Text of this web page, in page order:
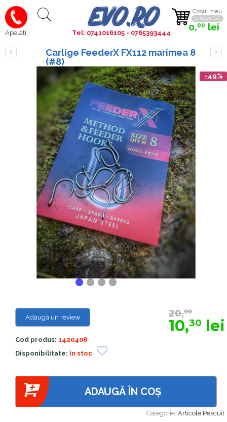
Apelati
Cosul meu
0 Produse
0,00 lei
Tel: 0741016105 - 0765393444
Carlige FeederX FX112 marimea 8
(#8)
-49%
Categorie: Articole Pescuit
Adaugă un review
Cod produs: 1420408
Disponibilitate: în stoc
20,00
10,30 lei
ADAUGĂ ÎN COȘ